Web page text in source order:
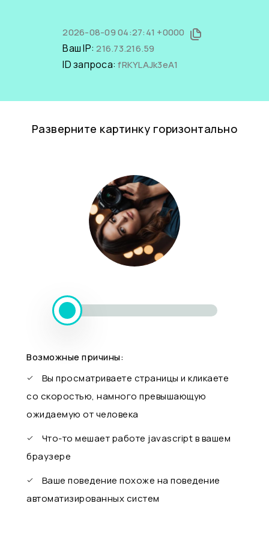
2026-08-09 04:27:41 +0000
Ваш IP:216.73.216.59
ID запроса:fRKYLAJk3eA1
Разверните картинку горизонтально
Возможные причины:
Вы просматриваете страницы и кликаете
со скоростью, намного превышающую
ожидаемую от человека
Что-то мешает работе javascript в вашем
браузере
Ваше поведение похоже на поведение
автоматизированных систем